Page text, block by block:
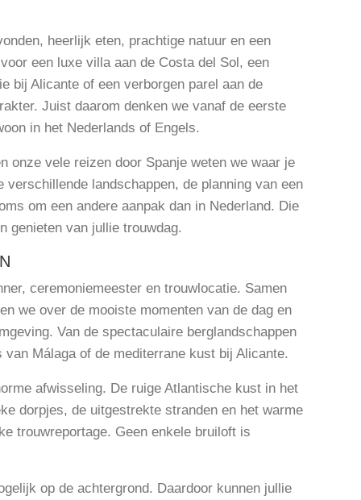
heerlijk eten, prachtige natuur en een
een luxe villa aan de Costa del Sol, een
bij Alicante of een verborgen parel aan de
Juist daarom denken we vanaf de eerste
in het Nederlands of Engels.
onze vele reizen door Spanje weten we waar je
landschappen, de planning van een
om een andere aanpak dan in Nederland. Die
genieten van jullie trouwdag.
ceremoniemeester en trouwlocatie. Samen
we over de mooiste momenten van de dag en
Van de spectaculaire berglandschappen
Málaga of de mediterrane kust bij Alicante.
afwisseling. De ruige Atlantische kust in het
dorpjes, de uitgestrekte stranden en het warme
trouwreportage. Geen enkele bruiloft is
op de achtergrond. Daardoor kunnen jullie